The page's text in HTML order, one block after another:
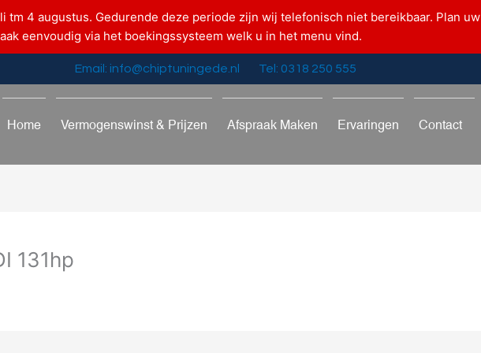
Email: info@chiptuningede.nl Tel: 0318 250 555
Home Vermogenswinst & Prijzen Afspraak Maken Ervaringen Contact
131hp
tm 4 augustus. Gedurende deze periode zijn wij telefonisch niet bereikbaar. Plan uw
eenvoudig via het boekingssysteem welk u in het menu vind.